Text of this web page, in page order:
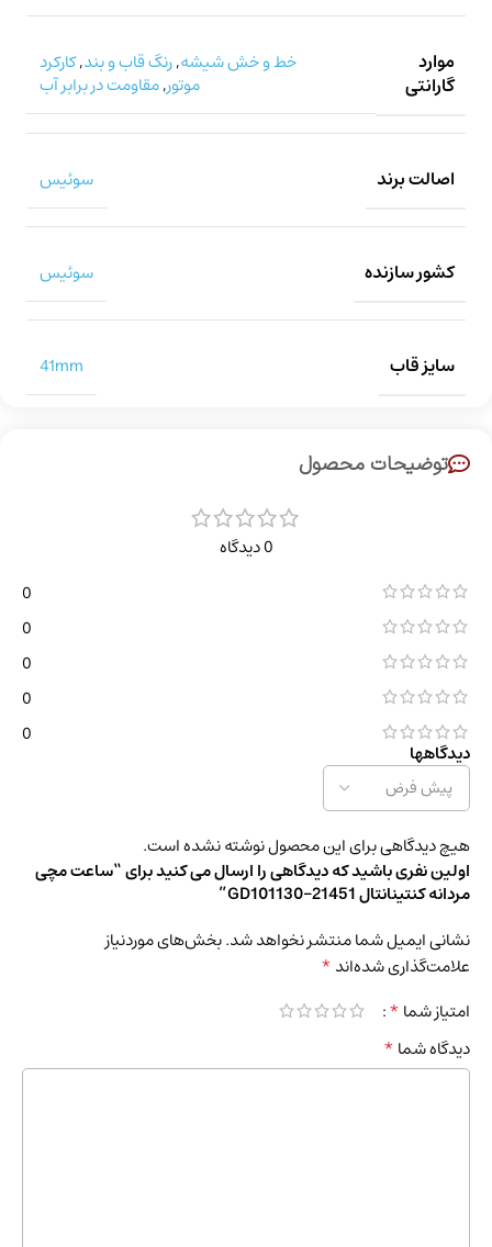
موارد
گارانتی
خط و خش شیشه,رنگ قاب و بند,کارکرد
موتور,مقاومت در برابر آب
اصالت برند سوئیس
کشور سازنده سوئیس
سایز قاب 41mm
توضیحات محصول
0 دیدگاه
0
0
0
0
0
دیدگاهها
هیچ دیدگاهی برای این محصول نوشته نشده است.
اولین نفری باشید که دیدگاهی را ارسال می کنید برای “ساعت مچی
مردانه کنتینانتال 21451-GD101130”
نشانی ایمیل شما منتشر نخواهد شد.بخش‌های موردنیاز
علامت‌گذاری شده‌اند*
امتیاز شما*
دیدگاه شما*